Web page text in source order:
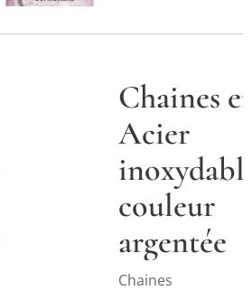
Chaines
Acier
couleur
argentée
Chaines